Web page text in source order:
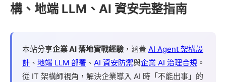
構、地端 LLM、AI 資安完整指南
本站分享企業 AI 落地實戰經驗 ，涵蓋 AI Agent 架構設
計 、 地端 LLM 部署 、 AI 資安防禦與企業 AI 治理合規 。
從 IT 架構師視角，解決企業導入 AI 時「不能出事」的